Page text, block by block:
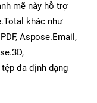
mẽ này hỗ trợ
khác như
Aspose.Email,
đa định dạng